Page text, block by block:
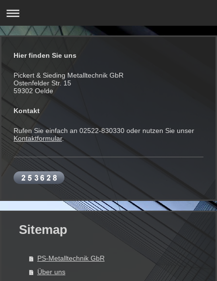
Hier finden Sie uns
Pickert & Sieding Metalltechnik GbR
Ostenfelder Str. 15
59302 Oelde
Kontakt
Rufen Sie einfach an 02522-830330 oder nutzen Sie unser
Kontaktformular.
Sitemap
PS-Metalltechnik GbR
Über uns